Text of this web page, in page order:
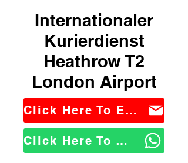
Internationaler
Kurierdienst
Heathrow T2
London Airport
Click Here To Email Us
Click Here To WhatsApp Us